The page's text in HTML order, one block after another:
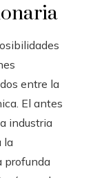
entre la
El antes
industria
la
profunda